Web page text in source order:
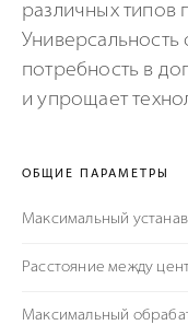
различных типов
потребность в
и упрощает
ОБЩИЕ ПАРАМЕТРЫ
Максимальный
Расстояние между
Максимальный